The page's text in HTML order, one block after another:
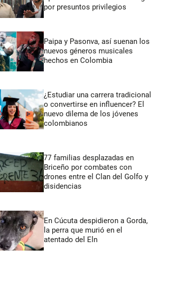
por presuntos privilegios
Paipa y Pasonva, así suenan los
nuevos géneros musicales
hechos en Colombia
¿Estudiar una carrera tradicional
o convertirse en influencer? El
nuevo dilema de los jóvenes
colombianos
77 familias desplazadas en
Briceño por combates con
drones entre el Clan del Golfo y
disidencias
En Cúcuta despidieron a Gorda,
la perra que murió en el
atentado del Eln